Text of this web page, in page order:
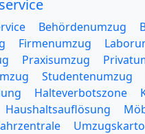
Behördenumzug
Firmenumzug
Praxisumzug
Studentenumzug
Halteverbotszone
Haushaltsauflösung